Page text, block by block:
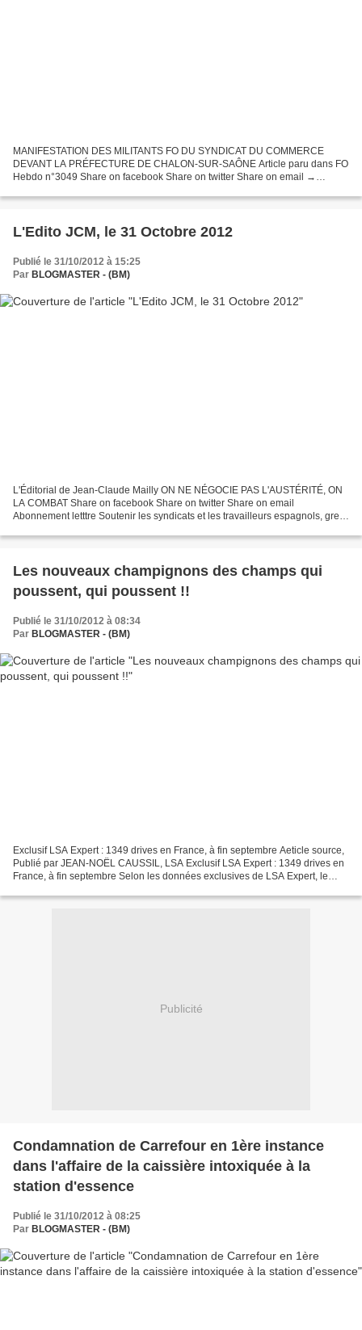
MANIFESTATION DES MILITANTS FO DU SYNDICAT DU COMMERCE
DEVANT LA PRÉFECTURE DE CHALON-SUR-SAÔNE Article paru dans FO
Hebdo n°3049 Share on facebook Share on twitter Share on email →
L'Edito JCM, le 31 Octobre 2012
Publié le 31/10/2012 à 15:25
Par BLOGMASTER - (BM)
L'Éditorial de Jean-Claude Mailly ON NE NÉGOCIE PAS L'AUSTÉRITÉ, ON
LA COMBAT Share on facebook Share on twitter Share on email
Abonnement letttre Soutenir les syndicats et les travailleurs espagnols, grecs
Les nouveaux champignons des champs qui
poussent, qui poussent !!
Publié le 31/10/2012 à 08:34
Par BLOGMASTER - (BM)
Exclusif LSA Expert : 1349 drives en France, à fin septembre Aeticle source,
Publié par JEAN-NOËL CAUSSIL, LSA Exclusif LSA Expert : 1349 drives en
France, à fin septembre Selon les données exclusives de LSA Expert, le
Publicité
Condamnation de Carrefour en 1ère instance
dans l'affaire de la caissière intoxiquée à la
station d'essence
Publié le 31/10/2012 à 08:25
Par BLOGMASTER - (BM)